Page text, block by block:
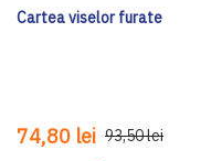
Cartea viselor furate
74,80 lei 93,50 lei